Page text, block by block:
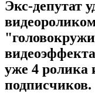
Экс-депутат
уже 4 ролика
подписчиков.